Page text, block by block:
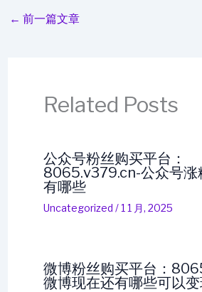
← 前一篇文章
Related Posts
公众号粉丝购买平台：
8065.v379.cn-公众号涨
有哪些
Uncategorized /1 1 月, 2025
微博粉丝购买平台：
微博现在还有哪些可以